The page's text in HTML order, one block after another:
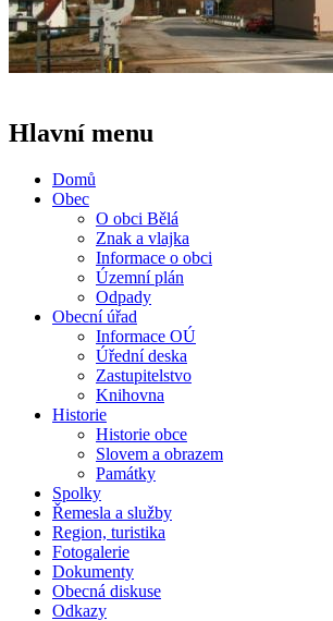
Hlavní menu
Domů
Obec
O obci Bělá
Znak a vlajka
Informace o obci
Územní plán
Odpady
Obecní úřad
Informace OÚ
Úřední deska
Zastupitelstvo
Knihovna
Historie
Historie obce
Slovem a obrazem
Památky
Spolky
Řemesla a služby
Region, turistika
Fotogalerie
Dokumenty
Obecná diskuse
Odkazy